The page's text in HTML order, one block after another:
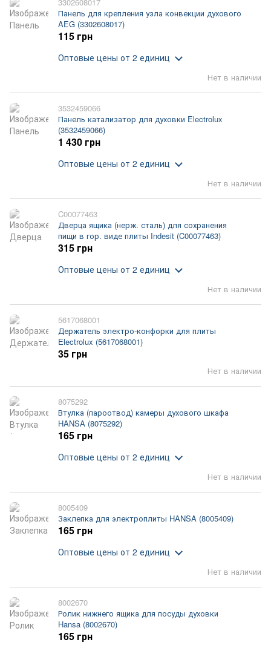
Панель для крепления узла конвекции духового
AEG (3302608017)
Нет в наличии
115 грн
Оптовые цены от 2 единиц
3532459066
Панель катализатор для духовки Electrolux
(3532459066)
Нет в наличии
1 430 грн
Оптовые цены от 2 единиц
C00077463
Дверца ящика (нерж. сталь) для сохранения
пищи в гор. виде плиты Indesit (C00077463)
Нет в наличии
315 грн
Оптовые цены от 2 единиц
5617068001
Держатель электро-конфорки для плиты
Electrolux (5617068001)
Нет в наличии
35 грн
8075292
Втулка (пароотвод) камеры духового шкафа
HANSA (8075292)
Нет в наличии
165 грн
Оптовые цены от 2 единиц
8005409
Заклепка для электроплиты HANSA (8005409)
Нет в наличии
165 грн
Оптовые цены от 2 единиц
8002670
Ролик нижнего ящика для посуды духовки
Hansa (8002670)
165 грн